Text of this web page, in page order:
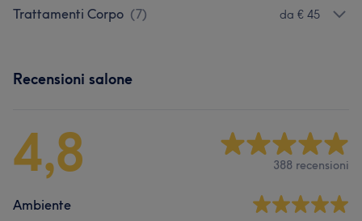
Trattamenti Corpo (7) da € 45
Recensioni salone
4,8 388 recensioni
Ambiente